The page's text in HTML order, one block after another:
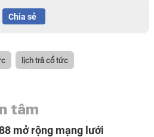
Chia sẻ
lịch trả cổ tức
tâm
mở rộng mạng lưới